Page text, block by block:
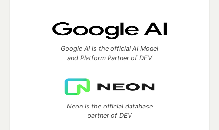
Google AI is the official AI Model
and Platform Partner of DEV
Neon is the official database
partner of DEV